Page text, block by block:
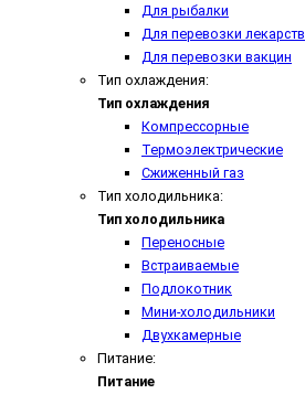
Для рыбалки
Для перевозки лекарств
Для перевозки вакцин
Тип охлаждения:
Тип охлаждения
Компрессорные
Термоэлектрические
Сжиженный газ
Тип холодильника:
Тип холодильника
Переносные
Встраиваемые
Подлокотник
Мини-холодильники
Двухкамерные
Питание:
Питание